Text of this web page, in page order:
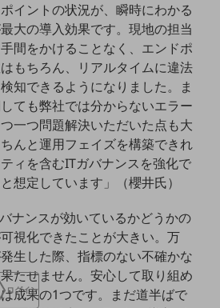
ログイン
イントの状況が、瞬時にわかる
大の導入効果です。現地の担当
間をかけることなく、エンドポ
もちろん、リアルタイムに違法
知できるようになりました。ま
ても弊社では分からないエラー
一つ問題解決いただいた点も大
んと運用フェイズを構築できれ
ィを含むITガバナンスを強化で
想定しています」（櫻井氏）
ナンスが効いているかどうかの
視化できたことが大きい。万
生した際、指標のない不確かな
たせません。安心して取り組め
成果の1つです。まだ道半ばで